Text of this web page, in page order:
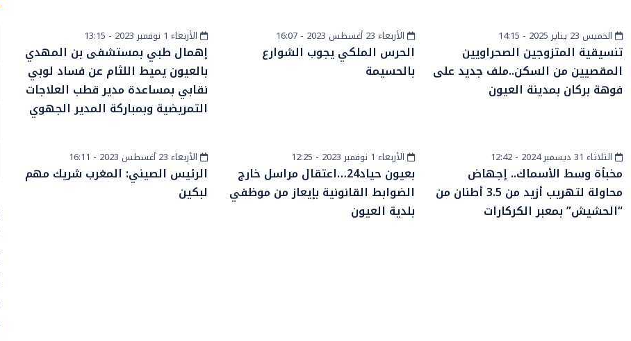
أخبار الصحراء
الخميس 23 يناير 2025 - 14:15
تنسيقية المتزوجين الصحراويين
المقصيين من السكن..ملف جديد على
فوهة بركان بمدينة العيون
المزيد
الأربعاء 23 أغسطس 2023 - 16:07
الحرس الملكي يجوب الشوارع
بالحسيمة
أخبار الصحراءالأربعاء 1 نوفمبر 2023 - 13:15
إهمال طبي بمستشفى بن المهدي
بالعيون يميط اللثام عن فساد لوبي
نقابي بمساعدة مدير قطب العلاجات
التمريضية وبمباركة المدير الجهوي
الساحل والصحراءالثلاثاء 31 ديسمبر 2024 - 12:42
مخبأة وسط الأسماك.. إجهاض
محاولة لتهريب أزيد من 3.5 أطنان من
“الحشيش” بمعبر الكركارات
أخبار الصحراءالأربعاء 1 نوفمبر 2023 - 12:25
بعيون حياد24…اعتقال مراسل خارج
الضوابط القانونية بإيعاز من موظفي
بلدية العيون
المزيد
الأربعاء 23 أغسطس 2023 - 16:11
الرئيس الصيني: المغرب شريك مهم
لبكين